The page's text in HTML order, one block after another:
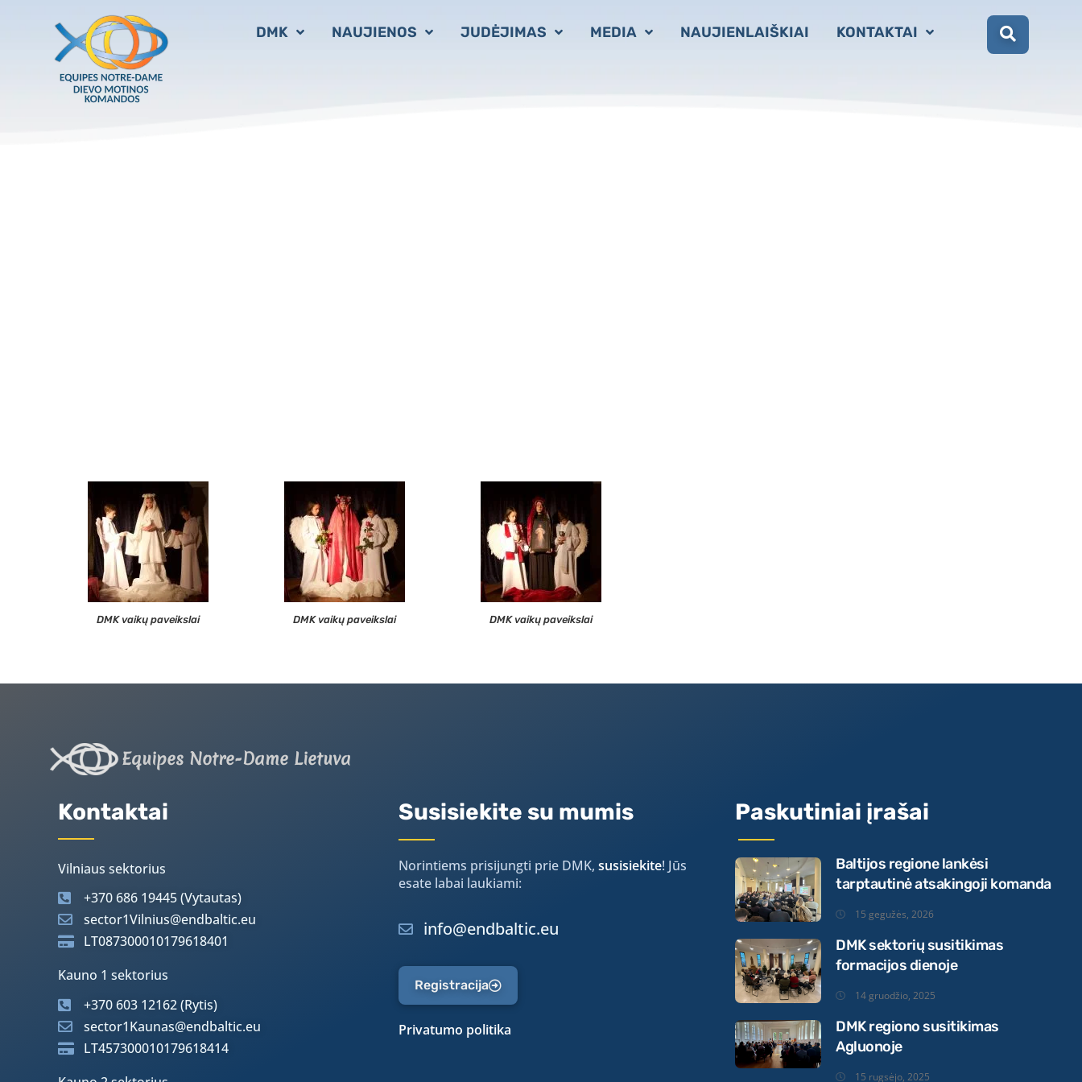
DMK NAUJIENOS JUDĖJIMAS MEDIA NAUJIENLAIŠKIAI KONTAKTAI
Dievo Motinos Komandos Lietuvoje Gruodžio 8 d. Švč. Mergelės Marijos Nekalto prasidėjimo šventė Vilniuje
DMK vaikų paveikslai DMK vaikų paveikslai DMK vaikų paveikslai
Equipes Notre-Dame Lietuva
Kontaktai
Vilniaus sektorius
+370 686 19445 (Vytautas)
sector1Vilnius@endbaltic.eu
LT087300010179618401
Kauno 1 sektorius
+370 603 12162 (Rytis)
sector1Kaunas@endbaltic.eu
LT457300010179618414
Susisiekite su mumis
Norintiems prisijungti prie DMK, susisiekite! Jūs
esate labai laukiami:
info@endbaltic.eu
Registracija
Privatumo politika
Paskutiniai įrašai
Baltijos regione lankėsi
tarptautinė atsakingoji komanda
15 gegužės, 2026
DMK sektorių susitikimas
formacijos dienoje
14 gruodžio, 2025
DMK regiono susitikimas
Agluonoje
15 rugsėjo, 2025